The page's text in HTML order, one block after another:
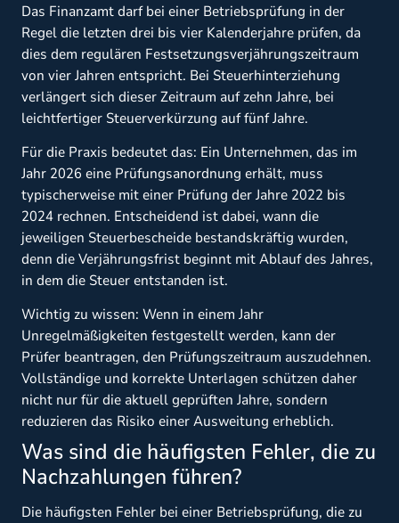
Das Finanzamt darf bei einer Betriebsprüfung in der
Regel die letzten drei bis vier Kalenderjahre prüfen, da
dies dem regulären Festsetzungsverjährungszeitraum
von vier Jahren entspricht. Bei Steuerhinterziehung
verlängert sich dieser Zeitraum auf zehn Jahre, bei
leichtfertiger Steuerverkürzung auf fünf Jahre.
Für die Praxis bedeutet das: Ein Unternehmen, das im
Jahr 2026 eine Prüfungsanordnung erhält, muss
typischerweise mit einer Prüfung der Jahre 2022 bis
2024 rechnen. Entscheidend ist dabei, wann die
jeweiligen Steuerbescheide bestandskräftig wurden,
denn die Verjährungsfrist beginnt mit Ablauf des Jahres,
in dem die Steuer entstanden ist.
Wichtig zu wissen: Wenn in einem Jahr
Unregelmäßigkeiten festgestellt werden, kann der
Prüfer beantragen, den Prüfungszeitraum auszudehnen.
Vollständige und korrekte Unterlagen schützen daher
nicht nur für die aktuell geprüften Jahre, sondern
reduzieren das Risiko einer Ausweitung erheblich.
Was sind die häufigsten Fehler, die zu
Nachzahlungen führen?
Die häufigsten Fehler bei einer Betriebsprüfung, die zu